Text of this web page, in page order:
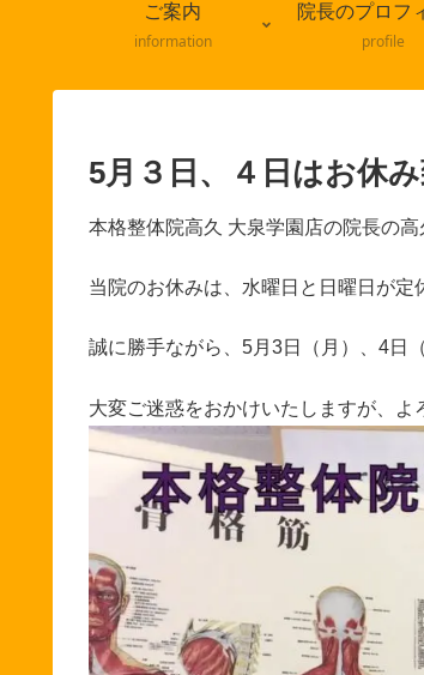
ご案内
information
院長のプロフ
profile
5月３日、４日はお休み
本格整体院高久 大泉学園店の院長の高
当院のお休みは、水曜日と日曜日が定
誠に勝手ながら、5月3日（月）、4日
大変ご迷惑をおかけいたしますが、よ